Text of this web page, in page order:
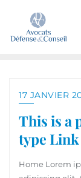
17 JANVIER
This is a
type Link
Home Lorem